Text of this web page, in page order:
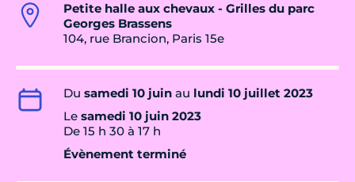
Petite halle aux chevaux - Grilles du parc
Georges Brassens
104, rue Brancion, Paris 15e
Du samedi 10 juin au lundi 10 juillet 2023
Le samedi 10 juin 2023
De 15 h 30 à 17 h
Évènement terminé